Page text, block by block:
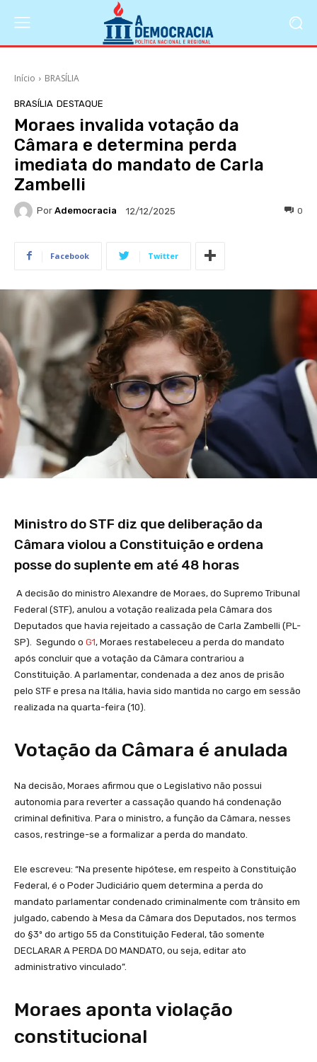
Início BRASÍLIA
BRASÍLIA DESTAQUE
Moraes invalida votação da
Câmara e determina perda
imediata do mandato de Carla
Zambelli
Por Ademocracia 12/12/2025 0
Facebook Twitter
Ministro do STF diz que deliberação da
Câmara violou a Constituição e ordena
posse do suplente em até 48 horas
A decisão do ministro Alexandre de Moraes, do Supremo Tribunal
Federal (STF), anulou a votação realizada pela Câmara dos
Deputados que havia rejeitado a cassação de Carla Zambelli (PL-
SP). Segundo o G1, Moraes restabeleceu a perda do mandato
após concluir que a votação da Câmara contrariou a
Constituição. A parlamentar, condenada a dez anos de prisão
pelo STF e presa na Itália, havia sido mantida no cargo em sessão
realizada na quarta-feira (10).
Votação da Câmara é anulada
Na decisão, Moraes afirmou que o Legislativo não possui
autonomia para reverter a cassação quando há condenação
criminal definitiva. Para o ministro, a função da Câmara, nesses
casos, restringe-se a formalizar a perda do mandato.
Ele escreveu: “Na presente hipótese, em respeito à Constituição
Federal, é o Poder Judiciário quem determina a perda do
mandato parlamentar condenado criminalmente com trânsito em
julgado, cabendo à Mesa da Câmara dos Deputados, nos termos
do §3º do artigo 55 da Constituição Federal, tão somente
DECLARAR A PERDA DO MANDATO, ou seja, editar ato
administrativo vinculado”.
Moraes aponta violação
constitucional